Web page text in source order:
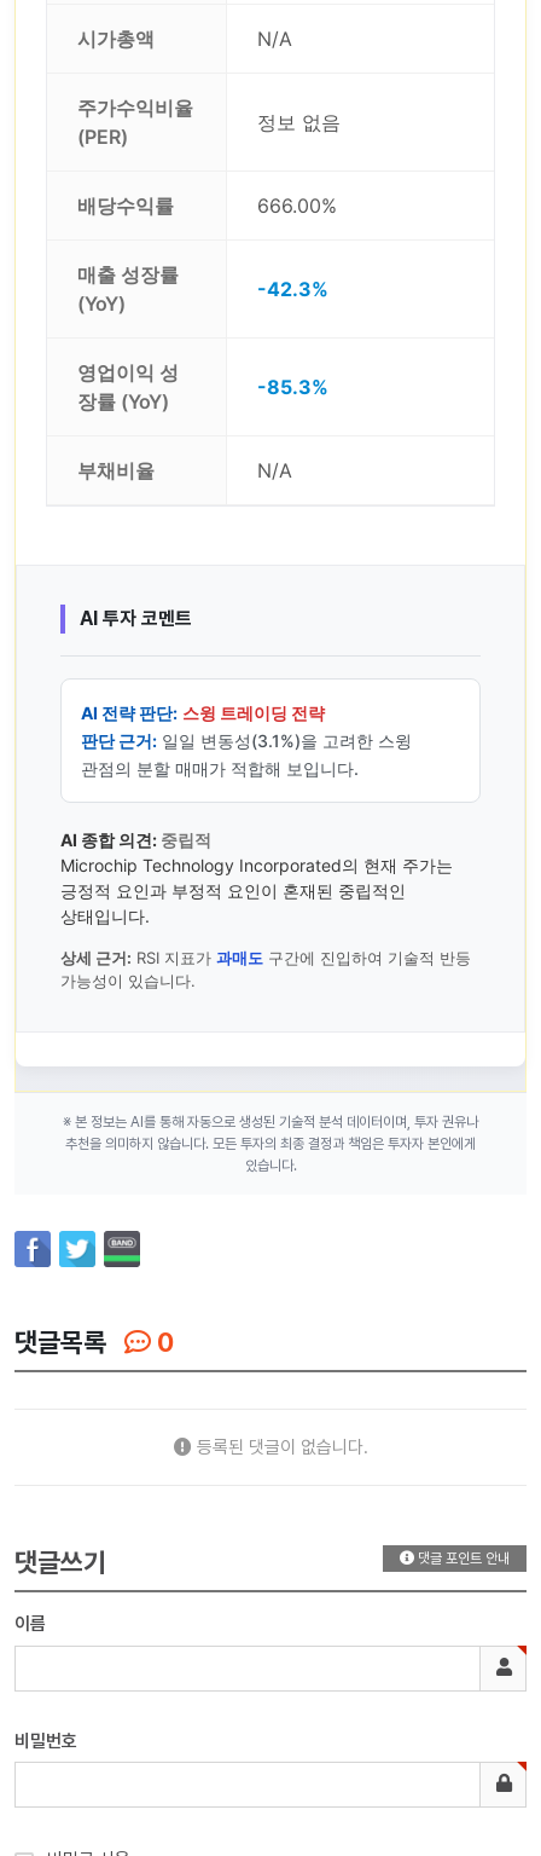
시가총액 N/A
주가수익비율
(PER)
정보 없음
배당수익률 666.00%
매출 성장률
(YoY)
-42.3%
영업이익 성
장률 (YoY)
-85.3%
부채비율 N/A
AI 투자 코멘트
AI 전략 판단: 스윙 트레이딩 전략
판단 근거: 일일 변동성(3.1%)을 고려한 스윙
관점의 분할 매매가 적합해 보입니다.
AI 종합 의견: 중립적
Microchip Technology Incorporated의 현재 주가는
긍정적 요인과 부정적 요인이 혼재된 중립적인
상태입니다.
상세 근거: RSI 지표가 과매도 구간에 진입하여 기술적 반등
가능성이 있습니다.
※ 본 정보는 AI를 통해 자동으로 생성된 기술적 분석 데이터이며, 투자 권유나
추천을 의미하지 않습니다. 모든 투자의 최종 결정과 책임은 투자자 본인에게
있습니다.
댓글목록 0
등록된 댓글이 없습니다.
댓글쓰기 댓글 포인트 안내
이름
비밀번호